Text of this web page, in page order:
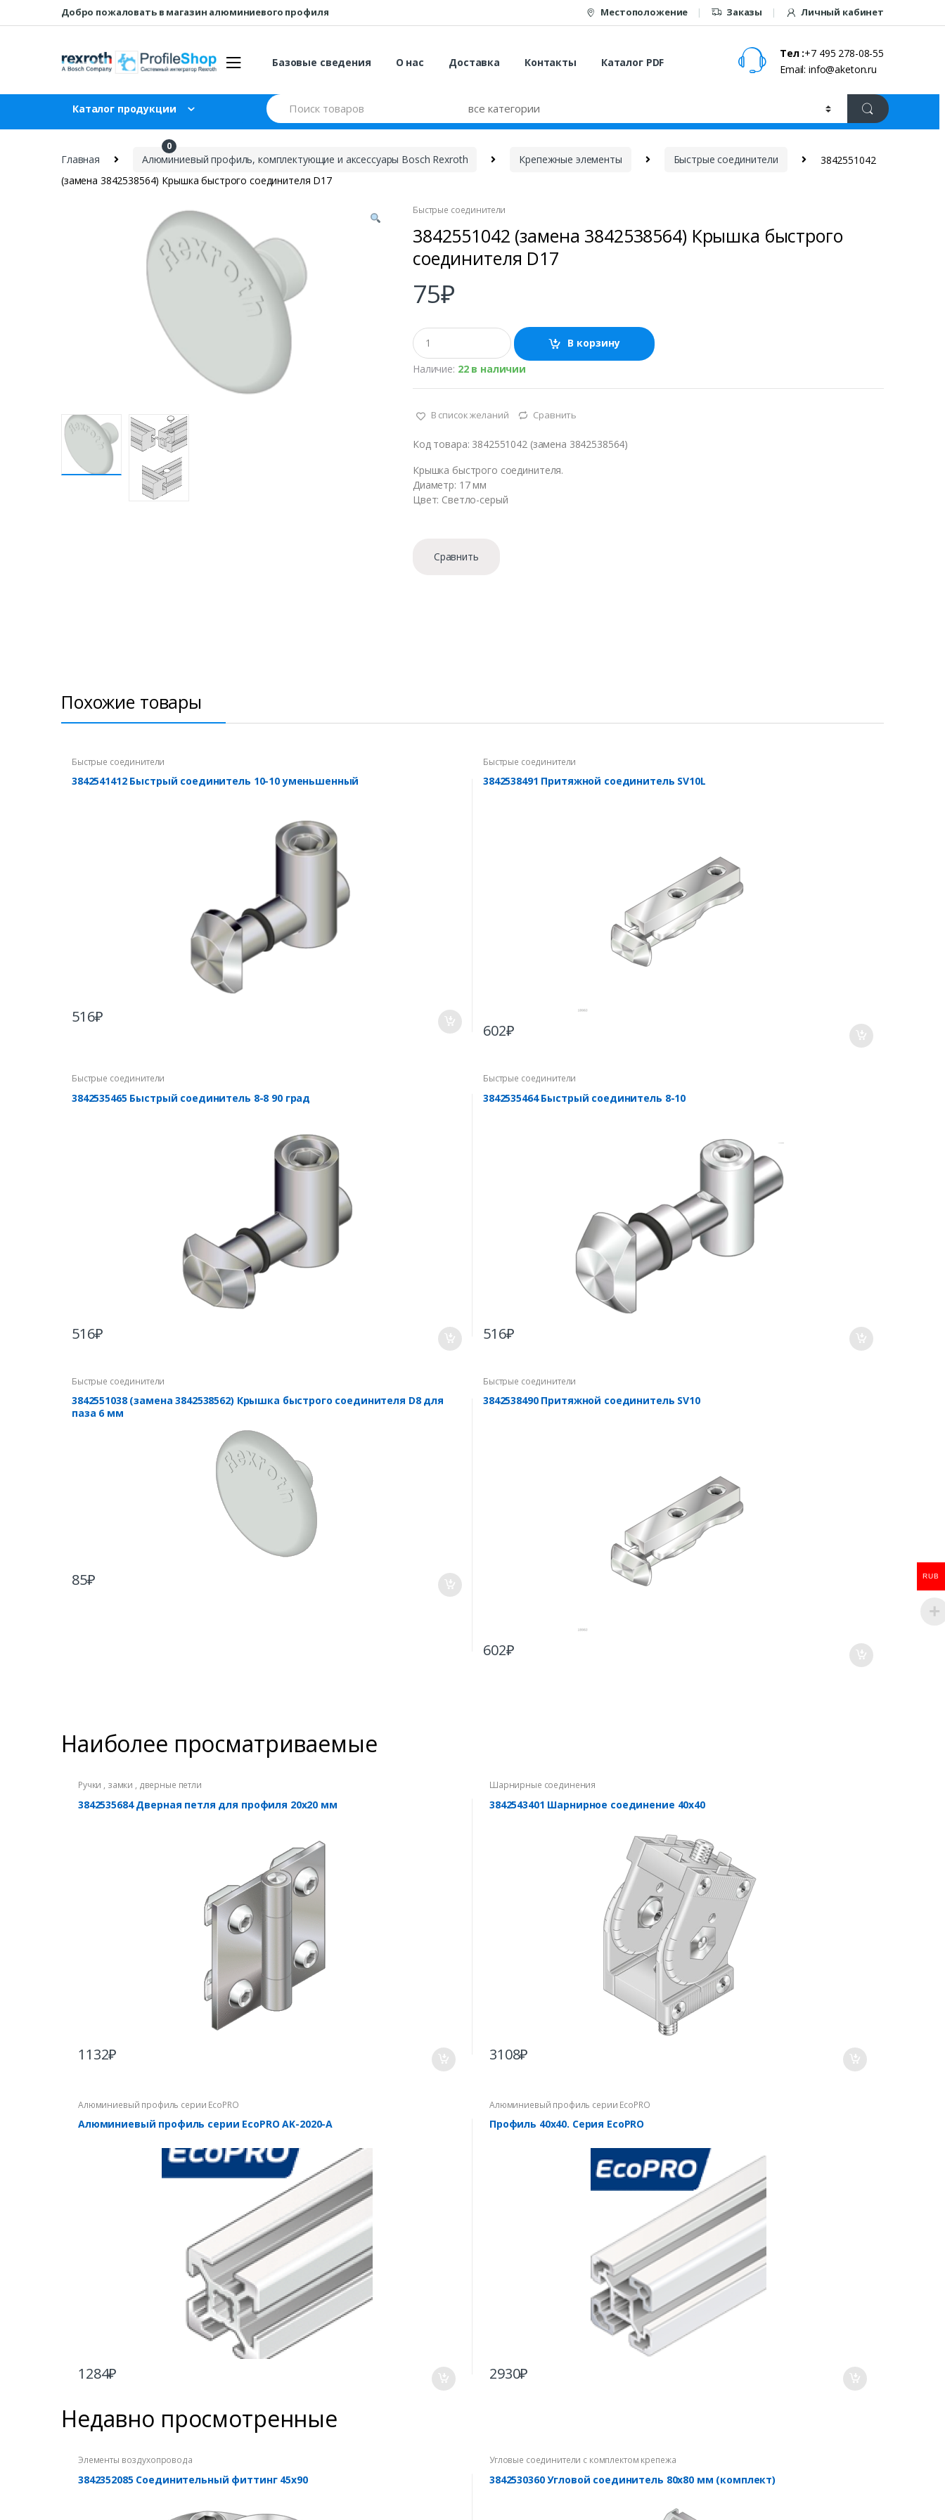
к
к
Добро пожаловать в магазин алюминиевого профиля Местоположение Заказы Личный кабинет
Базовые сведения О нас Доставка Контакты Каталог PDF
Тел :+7 495 278-08-55
Email: info@aketon.ru
Каталог продукции
Искать:
0
Главная Алюминиевый профиль, комплектующие и аксессуары Bosch Rexroth Крепежные элементы Быстрые соединители
3842551042
(замена 3842538564) Крышка быстрого соединителя D17
Быстрые соединители
3842551042 (замена 3842538564) Крышка быстрого
соединителя D17
75₽
К
о
л
и
т
о
В корзину
Наличие: 22 в наличии
В список желаний Сравнить
Код товара: 3842551042 (замена 3842538564)
Крышка быстрого соединителя.
Диаметр: 17 мм
Цвет: Светло-серый
Сравнить
Похожие товары
Быстрые соединители
3842541412 Быстрый соединитель 10-10 уменьшенный
516₽
Быстрые соединители
3842538491 Притяжной соединитель SV10L
602₽
Быстрые соединители
3842535465 Быстрый соединитель 8-8 90 град
516₽
Быстрые соединители
3842535464 Быстрый соединитель 8-10
516₽
Быстрые соединители
3842551038 (замена 3842538562) Крышка быстрого соединителя D8 для
паза 6 мм
85₽
Быстрые соединители
3842538490 Притяжной соединитель SV10
602₽
Наиболее просматриваемые
Ручки , замки , дверные петли
3842535684 Дверная петля для профиля 20х20 мм
1132₽
Шарнирные соединения
3842543401 Шарнирное соединение 40х40
3108₽
Алюминиевый профиль серии EcoPRO
Алюминиевый профиль серии EcoPRO AK-2020-A
1284₽
Алюминиевый профиль серии EcoPRO
Профиль 40х40. Серия EcoPRO
2930₽
Недавно просмотренные
Элементы воздухопровода
3842352085 Соединительный фиттинг 45х90
Угловые соединители с комплектом крепежа
3842530360 Угловой соединитель 80х80 мм (комплект)
RUB